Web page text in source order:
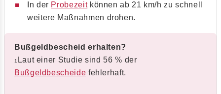
In der Probezeitkönnen ab 21 km/h zu schnell
weitere Maßnahmen drohen.
Bußgeldbescheid erhalten?
1 Laut einer Studie sind 56 % der
Bußgeldbescheide fehlerhaft.